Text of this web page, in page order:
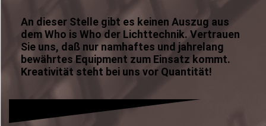
An dieser Stelle gibt es keinen Auszug aus
dem Who is Who der Lichttechnik. Vertrauen
Sie uns, daß nur namhaftes und jahrelang
bewährtes Equipment zum Einsatz kommt.
Kreativität steht bei uns vor Quantität!